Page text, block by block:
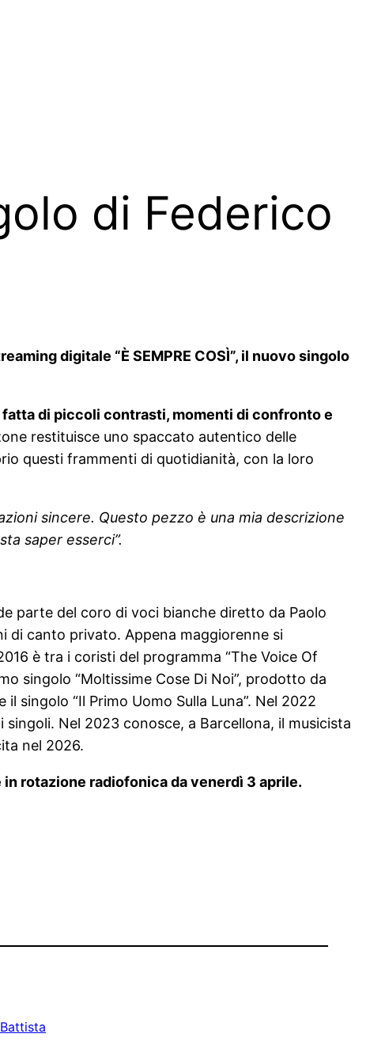
di Federico
digitale “È SEMPRE COSÌ”, il nuovo singolo
fatta di piccoli contrasti, momenti di confronto e
restituisce uno spaccato autentico delle
questi frammenti di quotidianità, con la loro
sincere. Questo pezzo è una mia descrizione
saper esserci”.
parte del coro di voci bianche diretto da Paolo
di canto privato. Appena maggiorenne si
è tra i coristi del programma “The Voice Of
singolo “Moltissime Cose Di Noi”, prodotto da
singolo “Il Primo Uomo Sulla Luna”. Nel 2022
Nel 2023 conosce, a Barcellona, il musicista
nel 2026.
rotazione radiofonica da venerdì 3 aprile.